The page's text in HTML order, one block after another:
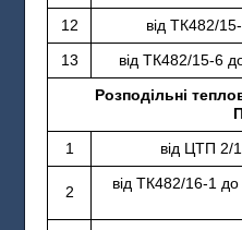
12
від ТК482/
13
від ТК482/15-6
Розподільні
1
від ЦТП 2/
2 від ТК482/16-1